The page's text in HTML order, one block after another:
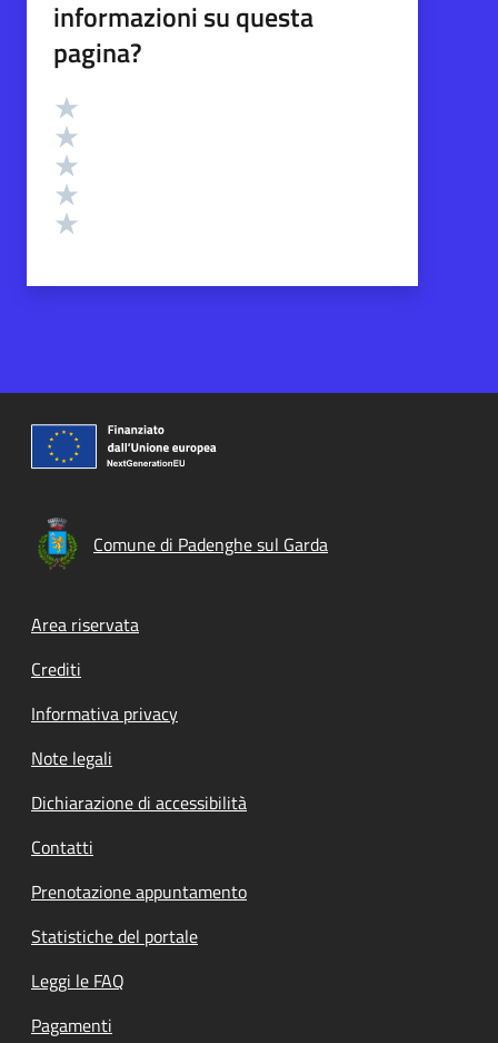
informazioni su questa
pagina?
Valutazione
Comune di Padenghe sul Garda
Footer menu
Area riservata
Crediti
Informativa privacy
Note legali
Dichiarazione di accessibilità
Contatti
Prenotazione appuntamento
Statistiche del portale
Leggi le FAQ
Pagamenti